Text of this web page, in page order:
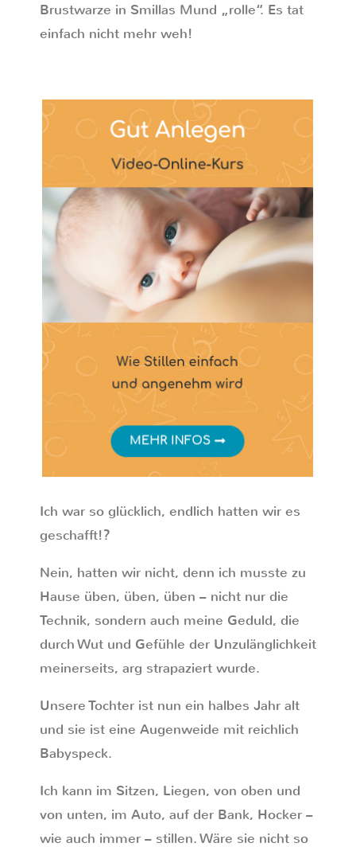
Brustwarze in Smillas Mund „rolle“. Es tat
einfach nicht mehr weh!
Ich war so glücklich, endlich hatten wir es
geschafft!?
Nein, hatten wir nicht, denn ich musste zu
Hause üben, üben, üben – nicht nur die
Technik, sondern auch meine Geduld, die
durch Wut und Gefühle der Unzulänglichkeit
meinerseits, arg strapaziert wurde.
Unsere Tochter ist nun ein halbes Jahr alt
und sie ist eine Augenweide mit reichlich
Babyspeck.
Ich kann im Sitzen, Liegen, von oben und
von unten, im Auto, auf der Bank, Hocker –
wie auch immer – stillen. Wäre sie nicht so